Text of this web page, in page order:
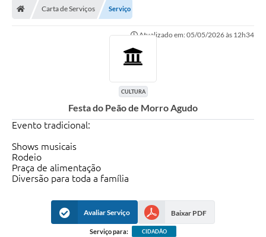
Carta de Serviços Serviço
Atualizado em: 05/05/2026 às 12h34
CULTURA
Festa do Peão de Morro Agudo
Evento tradicional:
Shows musicais
Rodeio
Praça de alimentação
Diversão para toda a família
Avaliar Serviço Baixar PDF
Serviço para: CIDADÃO